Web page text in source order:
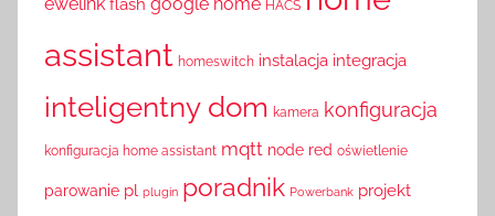
flash HACS
assistant homeswitch instalacja integracja
inteligentny dom kamera konfiguracja
konfiguracja home assistant mqtt node red oświetlenie
parowanie pl plugin poradnik Powerbank projekt